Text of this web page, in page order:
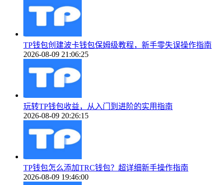
TP钱包创建波卡钱包保姆级教程，新手零失误操作指南
2026-08-09 21:06:25
玩转TP钱包收益，从入门到进阶的实用指南
2026-08-09 20:26:15
TP钱包怎么添加TRC钱包？超详细新手操作指南
2026-08-09 19:46:00